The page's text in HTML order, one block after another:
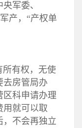
军委、
，“产权单
有权，无使
去房管局办
区科申请办理
用就可以取
，不会再独立